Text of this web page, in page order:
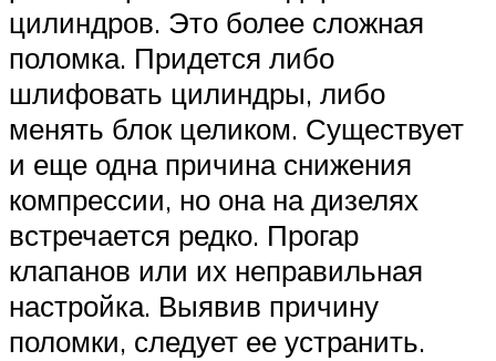
цилиндров. Это более сложная
поломка. Придется либо
шлифовать цилиндры, либо
менять блок целиком. Существует
и еще одна причина снижения
компрессии, но она на дизелях
встречается редко. Прогар
клапанов или их неправильная
настройка. Выявив причину
поломки, следует ее устранить.